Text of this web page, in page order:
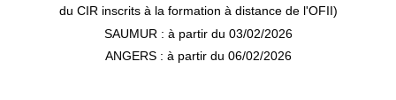
du CIR inscrits à la formation à distance de l'OFII)
SAUMUR : à partir du 03/02/2026
ANGERS : à partir du 06/02/2026